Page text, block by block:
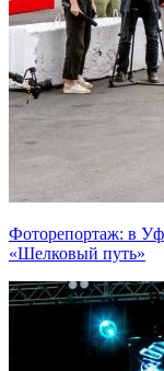
Фоторепортаж: в
«Шелковый путь»